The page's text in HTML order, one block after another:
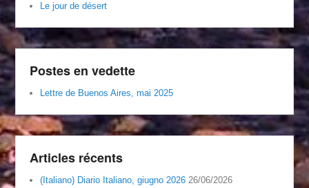
Le jour de désert
Postes en vedette
Lettre de Buenos Aires, mai 2025
Articles récents
(Italiano) Diario Italiano, giugno 2026 26/06/2026